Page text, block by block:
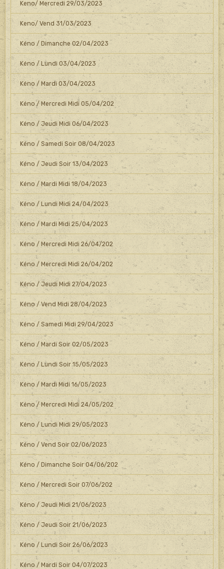
Keno/ Mercredi 29/03/2023
Keno/ Vend 31/03/2023
Kéno / Dimanche 02/04/2023
Kéno / Lundi 03/04/2023
Kéno / Mardi 03/04/2023
Kéno / Mercredi Midi 05/04/202
Kéno / Jeudi Midi 06/04/2023
Kéno / Samedi Soir 08/04/2023
Kéno / Jeudi Soir 13/04/2023
Kéno / Mardi Midi 18/04/2023
Kéno / Lundi Midi 24/04/2023
Kéno / Mardi Midi 25/04/2023
Kéno / Mercredi Midi 26/04/202
Kéno / Mercredi Midi 26/04/202
Kéno / Jeudi Midi 27/04/2023
Kéno / Vend Midi 28/04/2023
Kéno / Samedi Midi 29/04/2023
Kéno / Mardi Soir 02/05/2023
Kéno / Lundi Soir 15/05/2023
Kéno / Mardi Midi 16/05/2023
Kéno / Mercredi Midi 24/05/202
Kéno / Lundi Midi 29/05/2023
Kéno / Vend Soir 02/06/2023
Kéno / Dimanche Soir 04/06/202
Kéno / Mercredi Soir 07/06/202
Kéno / Jeudi Midi 21/06/2023
Kéno / Jeudi Soir 21/06/2023
Kéno / Lundi Soir 26/06/2023
Kéno / Mardi Soir 04/07/2023